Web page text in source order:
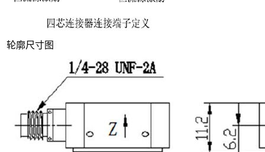
轮廓尺寸图